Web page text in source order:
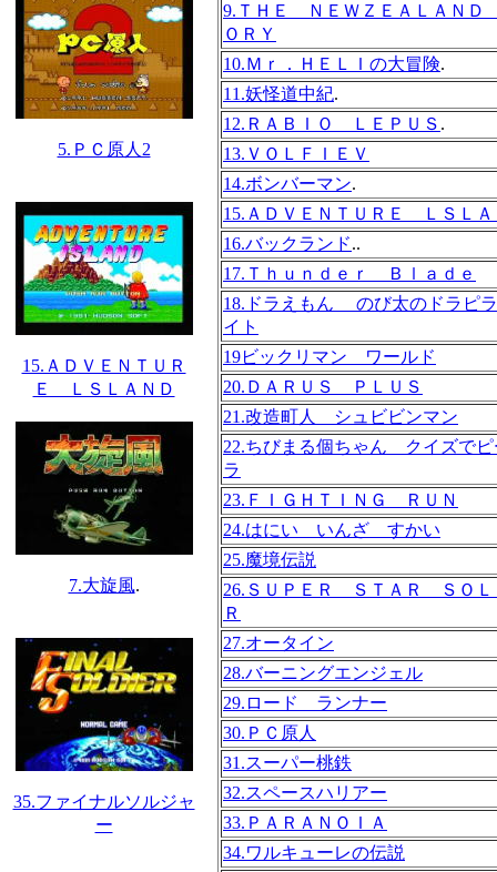
5.ＰＣ原人2
15.ＡＤＶＥＮＴＵＲ
Ｅ ＬＳＬＡＮＤ
7.大旋風.
35.ファイナルソルジャ
ー
9.ＴＨＥ ＮＥＷＺＥＡＬＡＮ
ＯＲＹ
10.Ｍｒ．ＨＥＬＩの大冒険.
11.妖怪道中紀.
12.ＲＡＢＩＯ ＬＥＰＵＳ .
13.ＶＯＬＦＩＥＶ
14.ボンバーマン.
15.ＡＤＶＥＮＴＵＲＥ ＬＳＬＡ
16.バックランド..
17.Ｔｈｕｎｄｅｒ Ｂｌａｄｅ
18.ドラえもん のび太のドラピ
イト
19ビックリマン ワールド
20.ＤＡＲＵＳ ＰＬＵＳ
21.改造町人 シュビビンマン
22.ちびまる個ちゃん クイズでピ
ラ
23.ＦＩＧＨＴＩＮＧ ＲＵＮ
24.はにい いんざ すかい
25.魔境伝説
26.ＳＵＰＥＲ ＳＴＡＲ ＳＯＬ
Ｒ
27.オータイン
28.バーニングエンジェル
29.ロード ランナー
30.ＰＣ原人
31.スーパー桃鉄
32.スペースハリアー
33.ＰＡＲＡＮＯＩＡ
34.ワルキューレの伝説